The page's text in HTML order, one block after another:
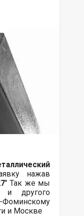
нажав
" Так же мы
и другого
Фоминскому
и Москве